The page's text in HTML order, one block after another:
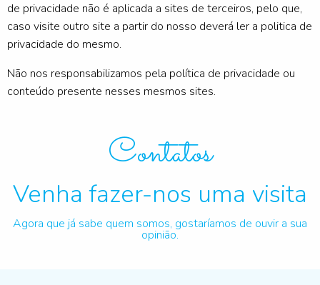
de privacidade não é aplicada a sites de terceiros, pelo que,
caso visite outro site a partir do nosso deverá ler a politica de
privacidade do mesmo.
Não nos responsabilizamos pela política de privacidade ou
conteúdo presente nesses mesmos sites.
Contatos
Venha fazer-nos uma visita
Agora que já sabe quem somos, gostaríamos de ouvir a sua
opinião.